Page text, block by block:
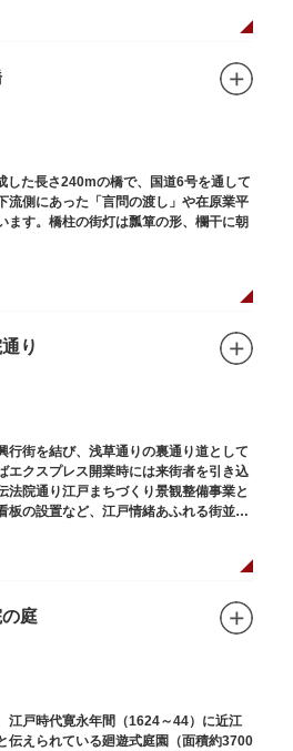
した長さ240mの橋で、国道6号を通して
流側にあった「言問の渡し」や在原業平
ます。橋柱の街灯は瓢箪の形、欄干に朝
り
行街を結び、浅草通りの裏通り道として
エクスプレス開業時には来街者を引き込
法院通り江戸まちづくり景観整備事業と
板の設置など、江戸情緒あふれる街並み
。
庭
江戸時代寛永年間（1624～44）に近江
伝えられている廻遊式庭園（面積約3700